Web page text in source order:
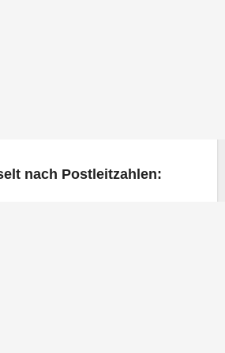
nach Postleitzahlen: